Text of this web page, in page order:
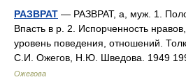
РАЗВРАТ — РАЗВРАТ, а, муж. 1.
Впасть в р. 2. Испорченность
уровень поведения, отношений.
С.И. Ожегов, Н.Ю. Шведова. 1949
Ожегова